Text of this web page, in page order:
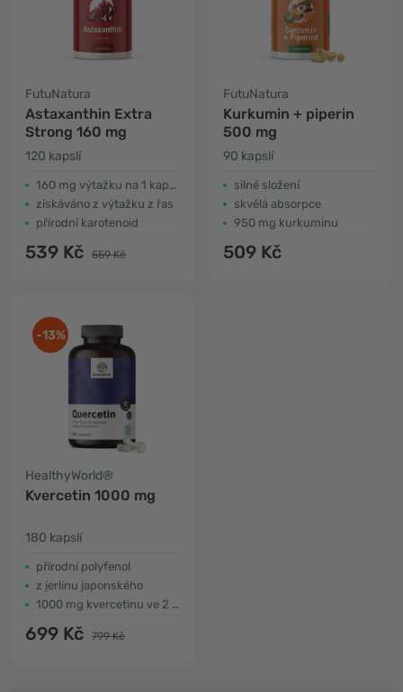
FutuNatura
Astaxanthin Extra
Strong​ 160 mg
120 kapslí
160 mg výtažku na 1 kapsli
získáváno z výtažku z řas
přírodní karotenoid
539 Kč 559 Kč
FutuNatura
Kurkumin + piperin
500 mg
90 kapslí
silné složení
skvělá absorpce
950 mg kurkuminu
509 Kč
-13%
HealthyWorld®
Kvercetin 1000 mg
180 kapslí
přírodní polyfenol
z jerlínu japonského
1000 mg kvercetinu ve 2 kapslích
699 Kč 799 Kč